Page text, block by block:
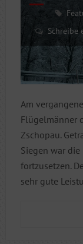
Schreibe
Am
Flügelmänner
Zschopau.
Siegen war
fortzusetzen.
sehr gute